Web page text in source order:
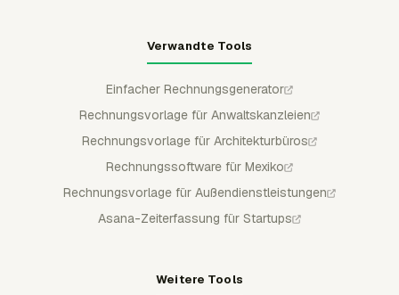
Verwandte Tools
Einfacher Rechnungsgenerator
Rechnungsvorlage für Anwaltskanzleien
Rechnungsvorlage für Architekturbüros
Rechnungssoftware für Mexiko
Rechnungsvorlage für Außendienstleistungen
Asana-Zeiterfassung für Startups
Weitere Tools